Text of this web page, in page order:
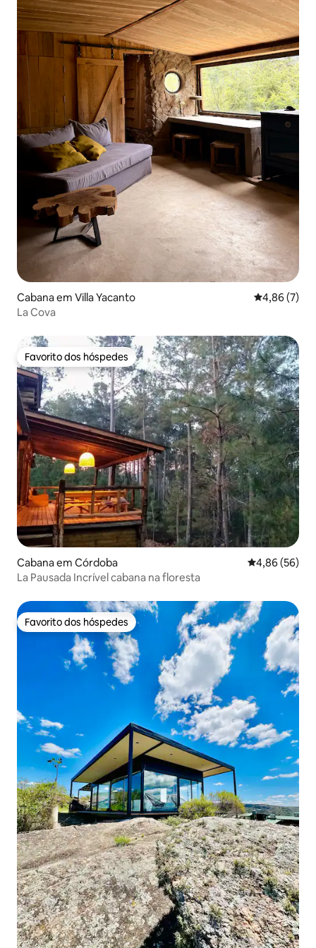
Cabana em Villa Yacanto
4,86 (7)
La Cova
Favorito dos hóspedes
Favorito dos hóspedes
Cabana em Córdoba Classificação
4,86 (56)
La Pausada Incrível cabana na floresta
Favorito dos hóspedes
Favorito dos hóspedes